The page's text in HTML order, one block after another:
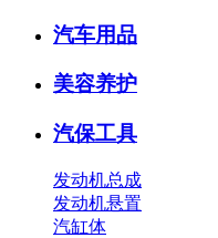
汽车用品
美容养护
汽保工具
发动机总成
发动机悬置
汽缸体